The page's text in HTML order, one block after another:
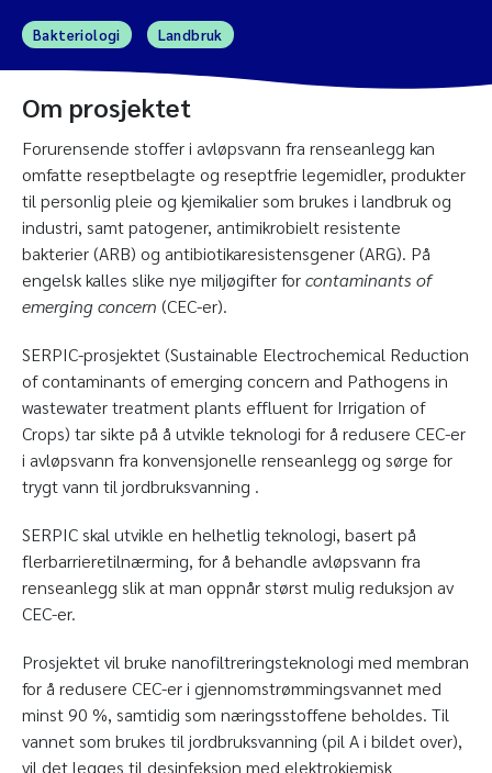
Bakteriologi Landbruk
Om prosjektet
Forurensende stoffer i avløpsvann fra renseanlegg kan
omfatte reseptbelagte og reseptfrie legemidler, produkter
til personlig pleie og kjemikalier som brukes i landbruk og
industri, samt patogener, antimikrobielt resistente
bakterier (ARB) og antibiotikaresistensgener (ARG). På
engelsk kalles slike nye miljøgifter forcontaminants of
emerging concern (CEC-er).
SERPIC-prosjektet (Sustainable Electrochemical Reduction
of contaminants of emerging concern and Pathogens in
wastewater treatment plants effluent for Irrigation of
Crops) tar sikte på å utvikle teknologi for å redusere CEC-er
i avløpsvann fra konvensjonelle renseanlegg og sørge for
trygt vann til jordbruksvanning .
SERPIC skal utvikle en helhetlig teknologi, basert på
flerbarrieretilnærming, for å behandle avløpsvann fra
renseanlegg slik at man oppnår størst mulig reduksjon av
CEC-er.
Prosjektet vil bruke nanofiltreringsteknologi med membran
for å redusere CEC-er i gjennomstrømmingsvannet med
minst 90 %, samtidig som næringsstoffene beholdes. Til
vannet som brukes til jordbruksvanning (pil A i bildet over),
vil det legges til desinfeksjon med elektrokjemisk